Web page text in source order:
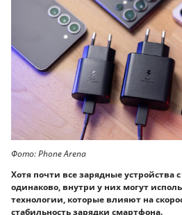
Фото: Phone Arena
Хотя почти все зарядные устройства
одинаково, внутри у них могут
технологии, которые влияют на
стабильность зарядки смартфона.